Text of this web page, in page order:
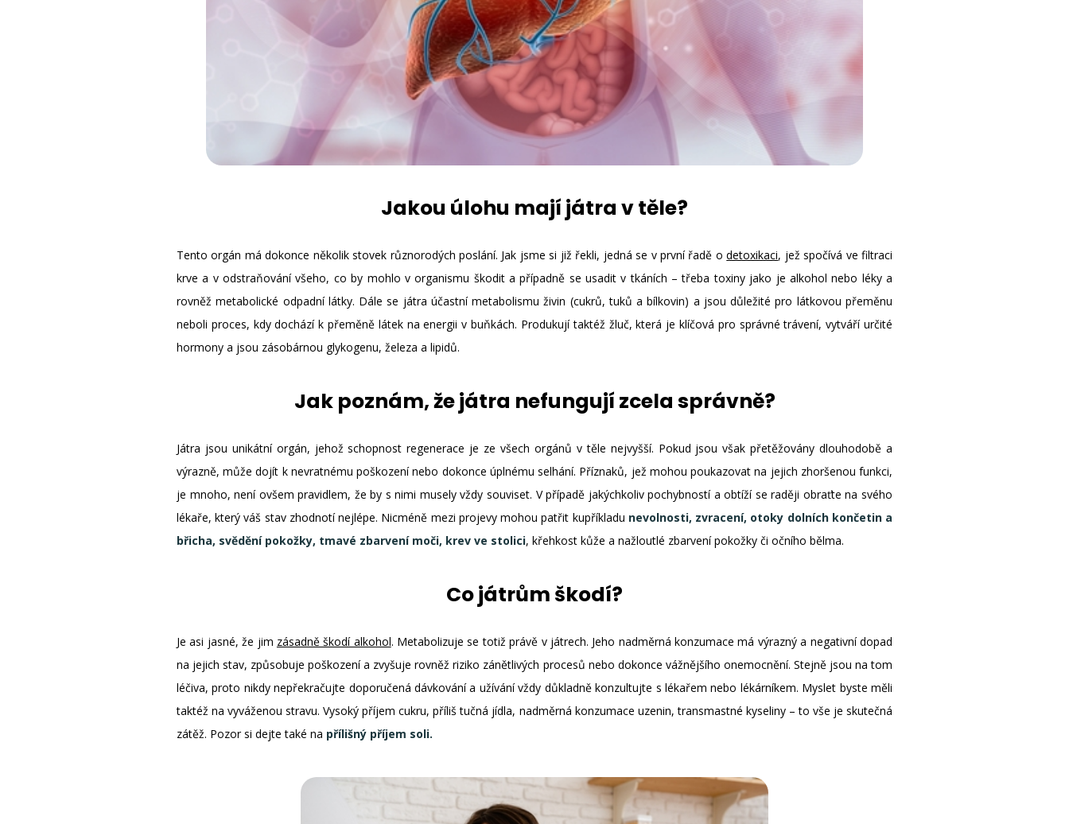
Jakou úlohu mají játra v těle?
Tento orgán má dokonce několik stovek různorodých poslání. Jak jsme si již řekli, jedná se v první řadě odetoxikaci, jež spočívá ve filtraci
krve a v odstraňování všeho, co by mohlo v organismu škodit a případně se usadit v tkáních – třeba toxiny jako je alkohol nebo léky a
rovněž metabolické odpadní látky. Dále se játra účastní metabolismu živin (cukrů, tuků a bílkovin) a jsou důležité pro látkovou přeměnu
neboli proces, kdy dochází k přeměně látek na energii v buňkách. Produkují taktéž žluč, která je klíčová pro správné trávení, vytváří určité
hormony a jsou zásobárnou glykogenu, železa a lipidů.
Jak poznám, že játra nefungují zcela správně?
Játra jsou unikátní orgán, jehož schopnost regenerace je ze všech orgánů v těle nejvyšší. Pokud jsou však přetěžovány dlouhodobě a
výrazně, může dojít k nevratnému poškození nebo dokonce úplnému selhání. Příznaků, jež mohou poukazovat na jejich zhoršenou funkci,
je mnoho, není ovšem pravidlem, že by s nimi musely vždy souviset. V případě jakýchkoliv pochybností a obtíží se raději obraťte na svého
lékaře, který váš stav zhodnotí nejlépe. Nicméně mezi projevy mohou patřit kupříkladu nevolnosti, zvracení, otoky dolních končetin a
břicha, svědění pokožky, tmavé zbarvení moči, krev ve stolici, křehkost kůže a nažloutlé zbarvení pokožky či očního bělma.
Co játrům škodí?
Je asi jasné, že jim zásadně škodí alkohol. Metabolizuje se totiž právě v játrech. Jeho nadměrná konzumace má výrazný a negativní dopad
na jejich stav, způsobuje poškození a zvyšuje rovněž riziko zánětlivých procesů nebo dokonce vážnějšího onemocnění. Stejně jsou na tom
léčiva, proto nikdy nepřekračujte doporučená dávkování a užívání vždy důkladně konzultujte s lékařem nebo lékárníkem. Myslet byste měli
taktéž na vyváženou stravu. Vysoký příjem cukru, příliš tučná jídla, nadměrná konzumace uzenin, transmastné kyseliny – to vše je skutečná
zátěž. Pozor si dejte také na přílišný příjem soli.